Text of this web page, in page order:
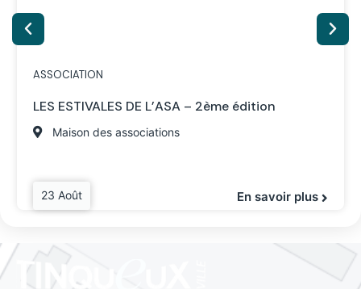
ASSOCIATION
LES ESTIVALES DE L’ASA – 2ème édition
Maison des associations
23 Août En savoir plus